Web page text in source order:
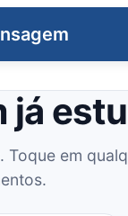
já
Toque em